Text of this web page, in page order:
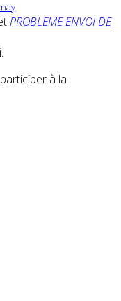
PROBLEME ENVOI DE
à la